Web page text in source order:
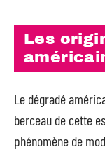
Les
Le dégradé
berceau de cette
phénomène de